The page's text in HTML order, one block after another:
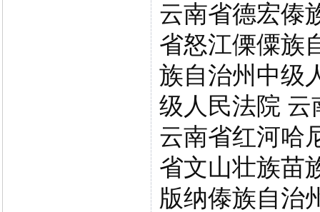
云南省德宏傣
省怒江傈僳族
族自治州中级
级人民法院 云
云南省红河哈
省文山壮族苗
版纳傣族自治